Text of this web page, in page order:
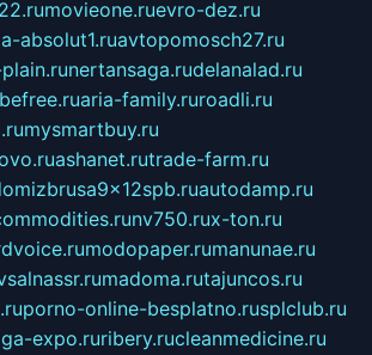
movieone.ruevro-dez.ru
absolut1.ruavtopomosch27.ru
nertansaga.rudelanalad.ru
aria-family.ruroadli.ru
mysmartbuy.ru
ashanet.rutrade-farm.ru
autodamp.ru
nv750.rux-ton.ru
modopaper.rumanunae.ru
madoma.rutajuncos.ru
porno-online-besplatno.rusplclub.ru
expo.ruribery.rucleanmedicine.ru